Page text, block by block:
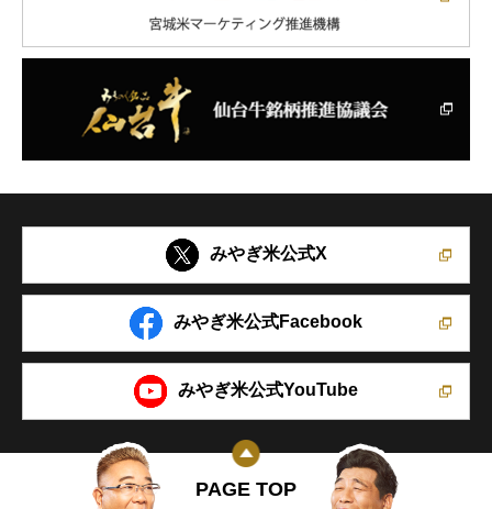
みやぎ米公式X
みやぎ米公式Facebook
みやぎ米公式YouTube
PAGE TOP